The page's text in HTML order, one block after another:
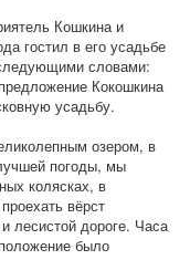
Кошкина и
гостил в его усадьбе
словами:
Кокошкина
усадьбу.
озером, в
погоды, мы
колясках, в
вёрст
лесистой дороге. Часа
было